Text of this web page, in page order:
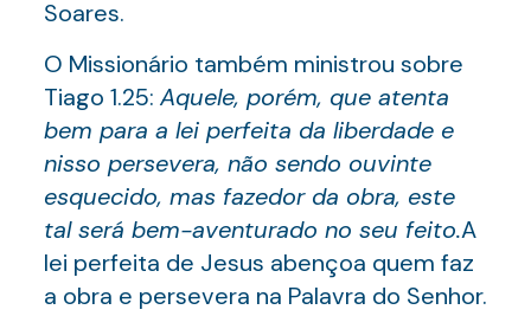
Soares.
O Missionário também ministrou sobre
Tiago 1.25: Aquele, porém, que atenta
bem para a lei perfeita da liberdade e
nisso persevera, não sendo ouvinte
esquecido, mas fazedor da obra, este
tal será bem-aventurado no seu feito.A
lei perfeita de Jesus abençoa quem faz
a obra e persevera na Palavra do Senhor.